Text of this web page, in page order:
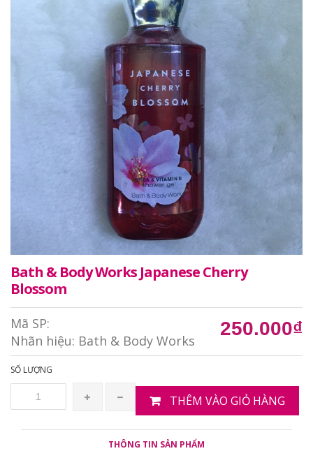
Bath & Body Works Japanese Cherry
Blossom
Mã SP:
Nhãn hiệu: Bath & Body Works
250.000₫
SỐ LƯỢNG
THÊM VÀO GIỎ HÀNG
THÔNG TIN SẢN PHẨM